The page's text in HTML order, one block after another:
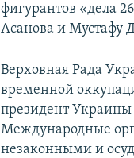
фигурантов «дела
Асанова и Мустафу
Верховная Рада
временной
президент Украины
Международные
незаконными и